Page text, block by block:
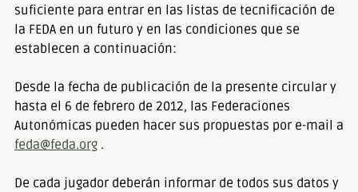
suficiente para entrar en las listas de tecnificación de
la FEDA en un futuro y en las condiciones que se
establecen a continuación:
Desde la fecha de publicación de la presente circular y
hasta el 6 de febrero de 2012, las Federaciones
Autonómicas pueden hacer sus propuestas por e-mail a
feda@feda.org .
De cada jugador deberán informar de todos sus datos y